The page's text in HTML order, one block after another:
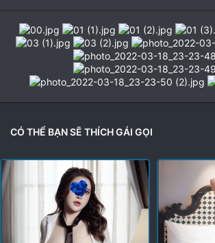
CÓ THỂ BẠN SẼ THÍCH GÁI GỌI